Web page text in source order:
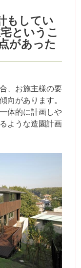
もしてい
というこ
があった
、お施主様の要
向があります。
体的に計画しや
ような造園計画